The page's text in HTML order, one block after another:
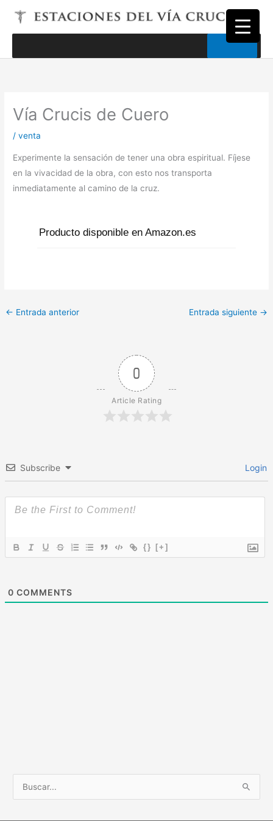
contenido
Vía Crucis de Cuero
/venta
Experimente la sensación de tener una obra espiritual. Fíjese
en la vivacidad de la obra, con esto nos transporta
inmediatamente al camino de la cruz.
Producto disponible en Amazon.es
← Entrada anterior Entrada siguiente →
0
Article Rating
Subscribe Login
{} [+]
0 COMMENTS
Buscar